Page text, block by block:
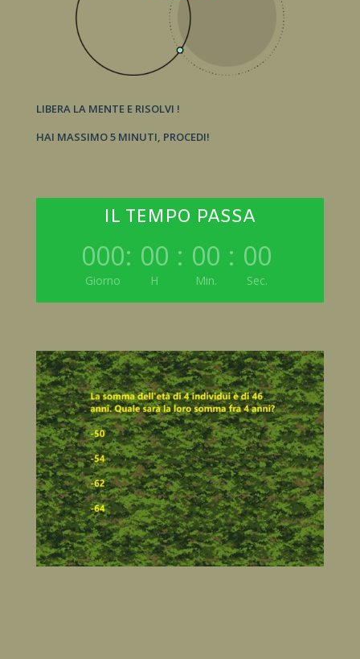
LIBERA LA MENTE E RISOLVI !
HAI MASSIMO 5 MINUTI, PROCEDI!
IL TEMPO PASSA
000
Giorno
: 00
H
: 00
Min.
: 00
Sec.